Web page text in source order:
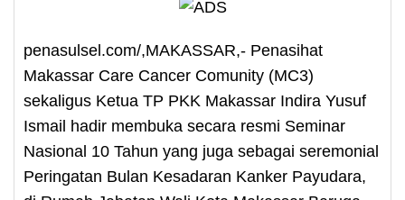
penasulsel.com/,MAKASSAR,- Penasihat
Makassar Care Cancer Comunity (MC3)
sekaligus Ketua TP PKK Makassar Indira Yusuf
Ismail hadir membuka secara resmi Seminar
Nasional 10 Tahun yang juga sebagai seremonial
Peringatan Bulan Kesadaran Kanker Payudara,